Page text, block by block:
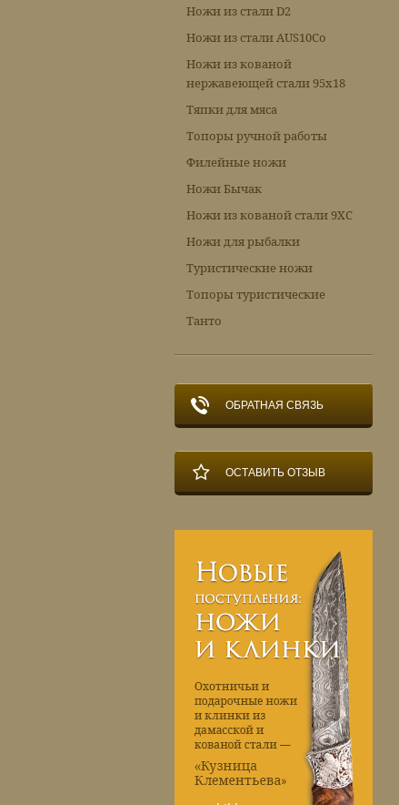
Ножи из стали D2
Ножи из стали AUS10Co
Ножи из кованой
нержавеющей стали 95х18
Тяпки для мяса
Топоры ручной работы
Филейные ножи
Ножи Бычак
Ножи из кованой стали 9ХС
Ножи для рыбалки
Туристические ножи
Топоры туристические
Танто
ОБРАТНАЯ СВЯЗЬ
ОСТАВИТЬ ОТЗЫВ